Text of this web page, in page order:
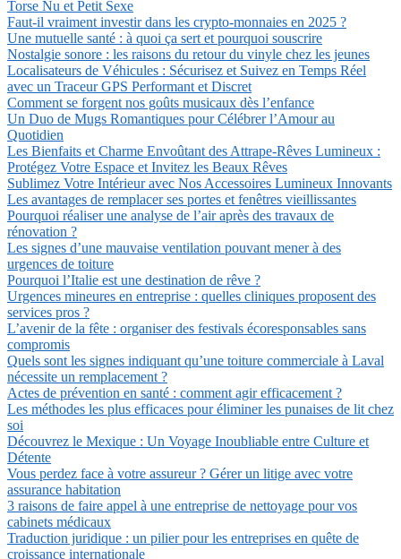
Torse Nu et Petit Sexe
Faut-il vraiment investir dans les crypto-monnaies en 2025 ?
Une mutuelle santé : à quoi ça sert et pourquoi souscrire
Nostalgie sonore : les raisons du retour du vinyle chez les jeunes
Localisateurs de Véhicules : Sécurisez et Suivez en Temps Réel
avec un Traceur GPS Performant et Discret
Comment se forgent nos goûts musicaux dès l’enfance
Un Duo de Mugs Romantiques pour Célébrer l’Amour au
Quotidien
Les Bienfaits et Charme Envoûtant des Attrape-Rêves Lumineux :
Protégez Votre Espace et Invitez les Beaux Rêves
Sublimez Votre Intérieur avec Nos Accessoires Lumineux Innovants
Les avantages de remplacer ses portes et fenêtres vieillissantes
Pourquoi réaliser une analyse de l’air après des travaux de
rénovation ?
Les signes d’une mauvaise ventilation pouvant mener à des
urgences de toiture
Pourquoi l’Italie est une destination de rêve ?
Urgences mineures en entreprise : quelles cliniques proposent des
services pros ?
L’avenir de la fête : organiser des festivals écoresponsables sans
compromis
Quels sont les signes indiquant qu’une toiture commerciale à Laval
nécessite un remplacement ?
Actes de prévention en santé : comment agir efficacement ?
Les méthodes les plus efficaces pour éliminer les punaises de lit chez
soi
Découvrez le Mexique : Un Voyage Inoubliable entre Culture et
Détente
Vous perdez face à votre assureur ? Gérer un litige avec votre
assurance habitation
3 raisons de faire appel à une entreprise de nettoyage pour vos
cabinets médicaux
Traduction juridique : un pilier pour les entreprises en quête de
croissance internationale